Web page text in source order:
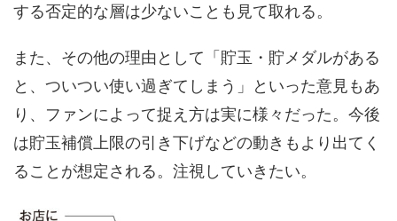
する否定的な層は少ないことも見て取れる。
また、その他の理由として「貯玉・貯メダルがある
と、ついつい使い過ぎてしまう」といった意見もあ
り、ファンによって捉え方は実に様々だった。今後
は貯玉補償上限の引き下げなどの動きもより出てく
ることが想定される。注視していきたい。